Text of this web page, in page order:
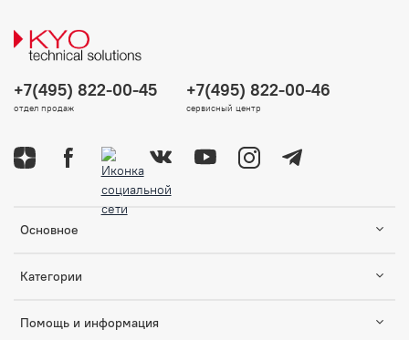
Основное
Категории
Помощь и информация
+7(495) 822-00-45
отдел продаж
+7(495) 822-00-46
сервисный центр